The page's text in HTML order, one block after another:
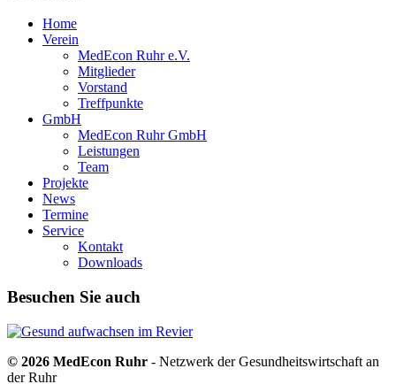
Home
Verein
MedEcon Ruhr e.V.
Mitglieder
Vorstand
Treffpunkte
GmbH
MedEcon Ruhr GmbH
Leistungen
Team
Projekte
News
Termine
Service
Kontakt
Downloads
Besuchen Sie auch
© 2026 MedEcon Ruhr - Netzwerk der Gesundheitswirtschaft an
der Ruhr